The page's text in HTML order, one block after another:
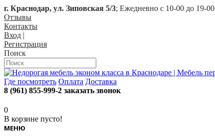
г. Краснодар, ул. Зиповская 5/3; Ежедневно с 10-00 до 19-00
Отзывы
Контакты
Вход |
Регистрация
Поиск
Где посмотреть Оплата Доставка
8 (961) 855-999-2 заказать звонок
0
В корзине пусто!
МЕНЮ